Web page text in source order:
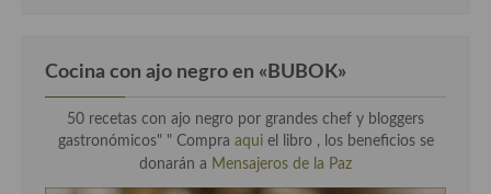
Cocina con ajo negro en «BUBOK»
50 recetas con ajo negro por grandes chef y bloggers
gastronómicos" " Compra aqui el libro , los beneficios se
donarán a Mensajeros de la Paz